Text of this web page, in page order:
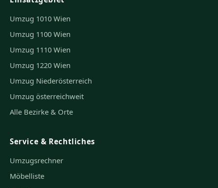
Umzug 1010 Wien
Umzug 1100 Wien
Umzug 1110 Wien
Umzug 1220 Wien
Umzug Niederösterreich
Umzug österreichweit
Alle Bezirke & Orte
Service & Rechtliches
Umzugsrechner
Möbelliste